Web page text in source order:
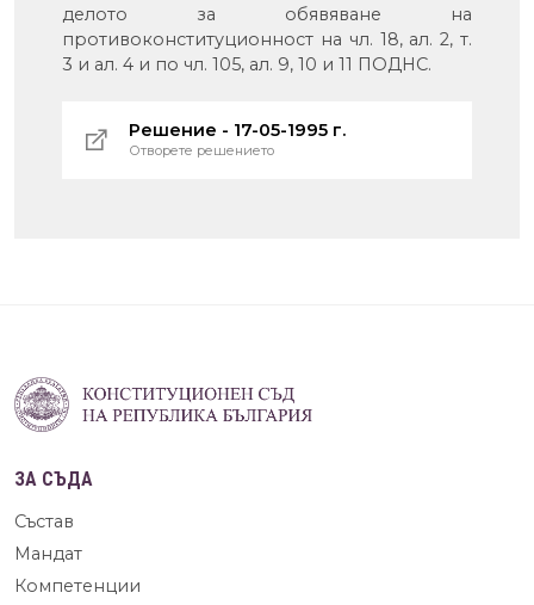
делото за обявяване на
противоконституционност на чл. 18, ал. 2, т.
3 и ал. 4 и по чл. 105, ал. 9, 10 и 11 ПОДНС.
Решение - 17-05-1995 г.
Отворете решението
ЗА СЪДА
Състав
Мандат
Компетенции